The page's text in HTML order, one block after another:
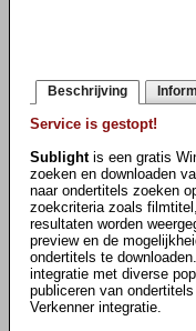
Beschrijving
Service is gestopt!
Sublightis een gratis
zoeken en downloaden
naar ondertitels zoeken
zoekcriteria zoals
resultaten worden
preview en de
ondertitels te
integratie met diverse
publiceren van
Verkenner integratie.